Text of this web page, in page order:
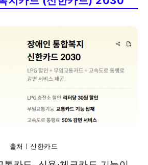
출처ㅣ신한카드